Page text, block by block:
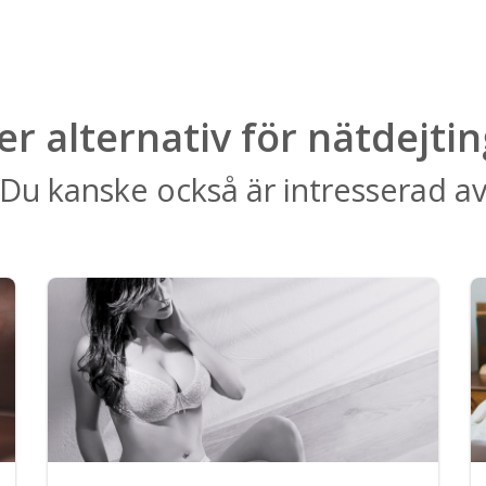
alternativ för
Du kanske också är intresserad av